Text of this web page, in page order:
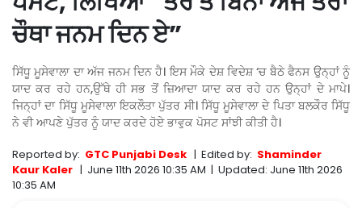
ਚੌਥਾ ਜਨਮ ਦਿਨ ਏ”
ਸਿੱਧੂ ਮੂਸੇਵਾਲਾ ਦਾ ਅੱਜ ਜਨਮ ਦਿਨ ਹੈ। ਇਸ ਮੌਕੇ ਦੇਸ਼ ਵਿਦੇਸ਼ ‘ਚ ਬੈਠੇ ਫੈਨਸ ਉੁਨ੍ਹਾਂ ਨੂੰ
ਯਾਦ ਕਰ ਰਹੇ ਹਨ,ਉੱਥੇ ਹੀ ਸਭ ਤੋਂ ਜ਼ਿਆਦਾ ਯਾਦ ਕਰ ਰਹੇ ਹਨ ਉਨ੍ਹਾਂ ਦੇ ਮਾਪੇ।
ਜਿਨ੍ਹਾਂ ਦਾ ਸਿੱਧੂ ਮੂਸੇਵਾਲਾ ਇਕਲੌਤਾ ਪੁੱਤਰ ਸੀ। ਸਿੱਧੂ ਮੂਸੇਵਾਲਾ ਦੇ ਪਿਤਾ ਬਲਕੌਰ ਸਿੱਧੂ
ਨੇ ਵੀ ਆਪਣੇ ਪੁੱਤਰ ਨੂੰ ਯਾਦ ਕਰਦੇ ਹੋਏ ਭਾਵੁਕ ਪੋਸਟ ਸਾਂਝੀ ਕੀਤੀ ਹੈ।
Reported by: GTC Punjabi Desk | Edited by: Shaminder
Kaur Kaler | June 11th 2026 10:35 AM | Updated: June 11th 2026
10:35 AM